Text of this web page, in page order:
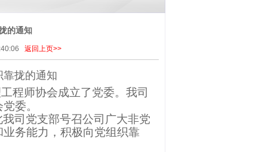
的通知
返回上页>>
靠拢的通知
程师协会成立了党委。我司
委。
司党支部号召公司广大非党
务能力，积极向党组织靠